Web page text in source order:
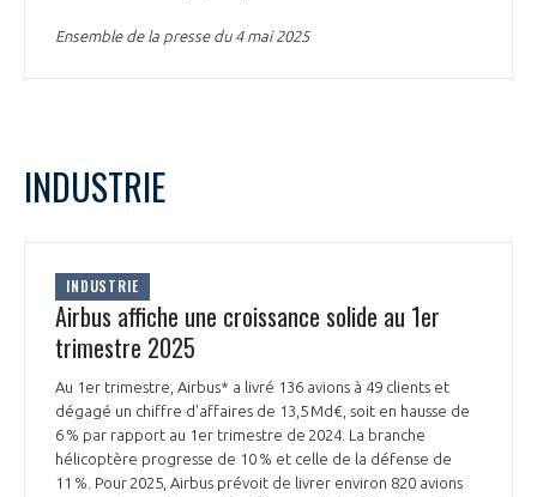
Ensemble de la presse du 4 mai 2025
INDUSTRIE
INDUSTRIE
Airbus affiche une croissance solide au 1er
trimestre 2025
Au 1er trimestre, Airbus* a livré 136 avions à 49 clients et
dégagé un chiffre d'affaires de 13,5 Md€, soit en hausse de
6 % par rapport au 1er trimestre de 2024. La branche
hélicoptère progresse de 10 % et celle de la défense de
11 %. Pour 2025, Airbus prévoit de livrer environ 820 avions